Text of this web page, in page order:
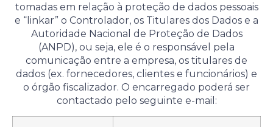
tomadas em relação à proteção de dados pessoais
e “linkar” o Controlador, os Titulares dos Dados e a
Autoridade Nacional de Proteção de Dados
(ANPD), ou seja, ele é o responsável pela
comunicação entre a empresa, os titulares de
dados (ex. fornecedores, clientes e funcionários) e
o órgão fiscalizador. O encarregado poderá ser
contactado pelo seguinte e-mail: